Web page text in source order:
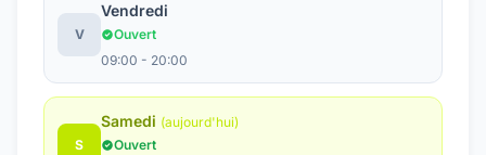
V
Vendredi
Ouvert
09:00 - 20:00
S
Samedi (aujourd'hui)
Ouvert